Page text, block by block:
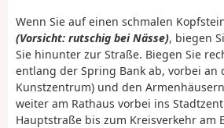
Wenn Sie auf einen schmalen
(Vorsicht: rutschig bei Nässe), biegen
Sie hinunter zur Straße. Biegen Sie
entlang der Spring Bank ab, vorbei an
Kunstzentrum) und den
weiter am Rathaus vorbei ins
Hauptstraße bis zum Kreisverkehr am